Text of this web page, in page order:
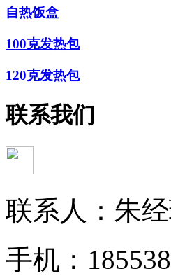
自热饭盒
100克发热包
120克发热包
联系我们
联系人：朱
手机：